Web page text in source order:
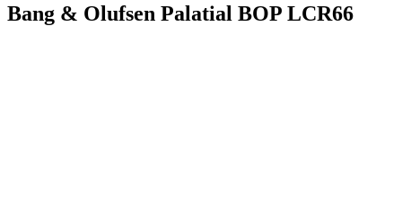
Bang & Olufsen Palatial BOP LCR66